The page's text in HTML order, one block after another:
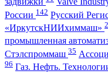
России 142 Русский
«ИркутскНИИхиммаш»
промышленная
Стэлспроммаш 35
96 Газ. Нефть.